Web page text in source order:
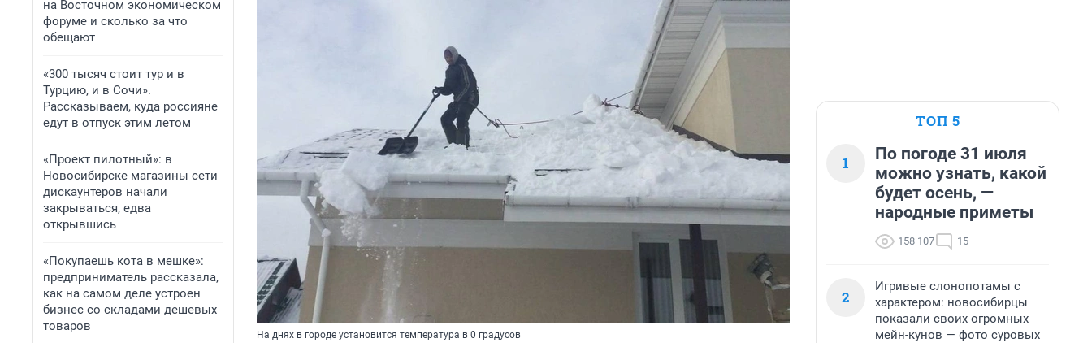
на Восточном экономическом
форуме и сколько за что
обещают
«300 тысяч стоит тур и в
Турцию, и в Сочи».
Рассказываем, куда россияне
едут в отпуск этим летом
«Проект пилотный»: в
Новосибирске магазины сети
дискаунтеров начали
закрываться, едва
открывшись
«Покупаешь кота в мешке»:
предприниматель рассказала,
как на самом деле устроен
бизнес со складами дешевых
товаров
На днях в городе установится температура в 0 градусов
ТОП 5
1
По погоде 31 июля
можно узнать, какой
будет осень, —
народные приметы
158 107 15
2
Игривые слонопотамы с
характером: новосибирцы
показали своих огромных
мейн-кунов — фото суровых